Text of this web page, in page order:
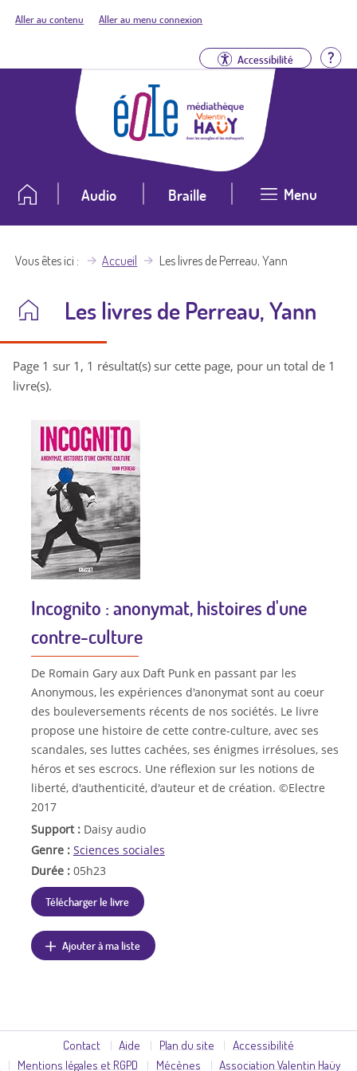
Aller au contenu Aller au menu connexion
Accessibilité
Audio Braille Menu
Vous êtes ici Accueil Les livres de Perreau, Yann
Les livres de Perreau, Yann
Page 1 sur 1, 1 résultat(s) sur cette page, pour un total de 1
livre(s).
Incognito : anonymat, histoires d'une
contre-culture
De Romain Gary aux Daft Punk en passant par les
Anonymous, les expériences d'anonymat sont au coeur
des bouleversements récents de nos sociétés. Le livre
propose une histoire de cette contre-culture, avec ses
scandales, ses luttes cachées, ses énigmes irrésolues, ses
héros et ses escrocs. Une réflexion sur les notions de
liberté, d'authenticité, d'auteur et de création. ©Electre
2017
Support : Daisy audio
Genre : Sciences sociales
Durée : 05h23
Télécharger le livre
Ajouter à ma liste
Contact Aide Plan du site
Accessibilité
Mentions légales et RGPD
Mécènes Association Valentin Haüy